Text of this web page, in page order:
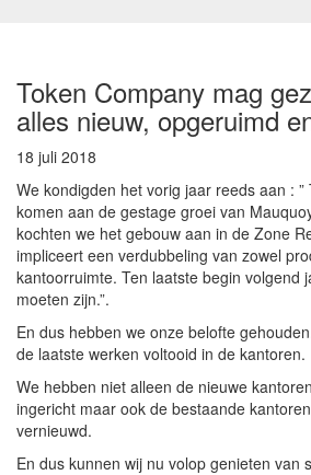
Token Company mag
alles nieuw, opgeruimd
18 juli 2018
We kondigden het vorig jaar reeds aan :
komen aan de gestage groei van
kochten we het gebouw aan in de Zone
impliceert een verdubbeling van zowel
kantoorruimte. Ten laatste begin volgend
moeten zijn.”.
En dus hebben we onze belofte
de laatste werken voltooid in de kantoren.
We hebben niet alleen de nieuwe
ingericht maar ook de bestaande
vernieuwd.
En dus kunnen wij nu volop genieten van